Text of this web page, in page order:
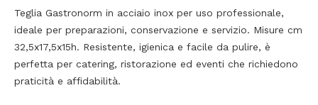
Teglia Gastronorm in acciaio inox per uso professionale,
ideale per preparazioni, conservazione e servizio. Misure cm
32,5x17,5x15h. Resistente, igienica e facile da pulire, è
perfetta per catering, ristorazione ed eventi che richiedono
praticità e affidabilità.